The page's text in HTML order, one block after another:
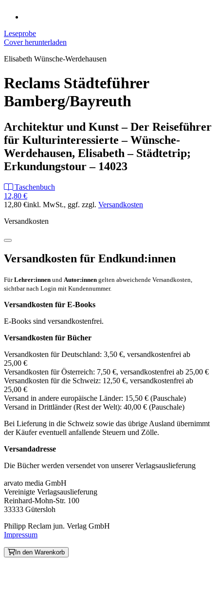
Leseprobe
Cover herunterladen
Elisabeth Wünsche-Werdehausen
Reclams Städteführer
Bamberg/Bayreuth
Architektur und Kunst – Der Reiseführer
für Kulturinteressierte – Wünsche-
Werdehausen, Elisabeth – Städtetrip;
Erkundungstour – 14023
Taschenbuch
12,80 €
12,80 €inkl. MwSt., ggf. zzgl. Versandkosten
Versandkosten
Versandkosten für Endkund:innen
FürLehrer:innen und Autor:innen gelten abweichende Versandkosten,
sichtbar nach Login mit Kundennummer.
Versandkosten für E-Books
E-Books sind versandkostenfrei.
Versandkosten für Bücher
Versandkosten für Deutschland: 3,50 €, versandkostenfrei ab
25,00 €
Versandkosten für Österreich: 7,50 €, versandkostenfrei ab 25,00 €
Versandkosten für die Schweiz: 12,50 €, versandkostenfrei ab
25,00 €
Versand in andere europäische Länder: 15,50 € (Pauschale)
Versand in Drittländer (Rest der Welt): 40,00 € (Pauschale)
Bei Lieferung in die Schweiz sowie das übrige Ausland übernimmt
der Käufer eventuell anfallende Steuern und Zölle.
Versandadresse
Die Bücher werden versendet von unserer Verlagsauslieferung
arvato media GmbH
Vereinigte Verlagsauslieferung
Reinhard-Mohn-Str. 100
33333 Gütersloh
Philipp Reclam jun. Verlag GmbH
Impressum
In den Warenkorb